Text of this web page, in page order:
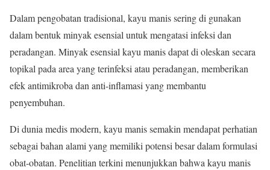
Dalam pengobatan tradisional, kayu manis sering di gunakan
dalam bentuk minyak esensial untuk mengatasi infeksi dan
peradangan. Minyak esensial kayu manis dapat di oleskan secara
topikal pada area yang terinfeksi atau peradangan, memberikan
efek antimikroba dan anti-inflamasi yang membantu
penyembuhan.
Di dunia medis modern, kayu manis semakin mendapat perhatian
sebagai bahan alami yang memiliki potensi besar dalam formulasi
obat-obatan. Penelitian terkini menunjukkan bahwa kayu manis